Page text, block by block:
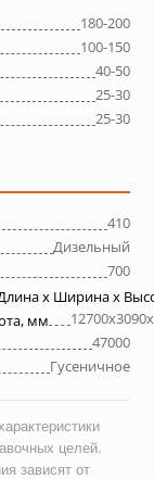
180-200
100-150
40-50
25-30
25-30
410
Дизельный
700
х Ширина х
мм
47000
Гусеничное
целей.
зависят от